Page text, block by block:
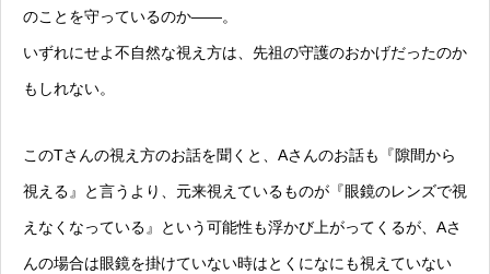
のことを守っているのか——。
いずれにせよ不自然な視え方は、先祖の守護のおかげだったのか
もしれない。
このTさんの視え方のお話を聞くと、Aさんのお話も『隙間から
視える』と言うより、元来視えているものが『眼鏡のレンズで視
えなくなっている』という可能性も浮かび上がってくるが、Aさ
んの場合は眼鏡を掛けていない時はとくになにも視えていない